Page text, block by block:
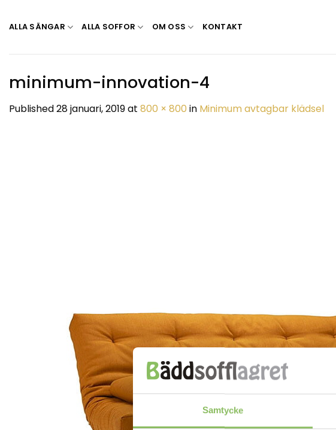
Samtycke
ALLA SÄNGAR ALLA SOFFOR OM OSS KONTAKT
minimum-innovation-4
Published28 januari, 2019at 800 × 800 in Minimum avtagbar klädsel